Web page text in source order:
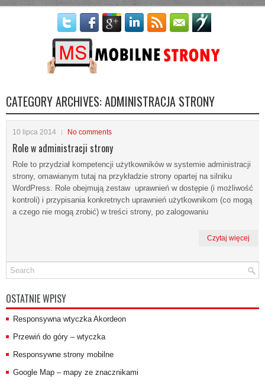
CATEGORY ARCHIVES:ADMINISTRACJA STRONY
10 lipca 2014 No comments
Role w administracji strony
Role to przydział kompetencji użytkowników w systemie administracji
strony, omawianym tutaj na przykładzie strony opartej na silniku
WordPress. Role obejmują zestaw uprawnień w dostępie (i możliwość
kontroli) i przypisania konkretnych uprawnień użytkownikom (co mogą
a czego nie mogą zrobić) w treści strony, po zalogowaniu
Czytaj więcej
OSTATNIE WPISY
Responsywna wtyczka Akordeon
Przewiń do góry – wtyczka
Responsywne strony mobilne
Google Map – mapy ze znacznikami
Więcej informacji
Nie ma problemu - akceptuję